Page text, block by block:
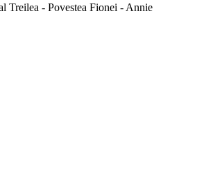
Treilea - Povestea Fionei - Annie